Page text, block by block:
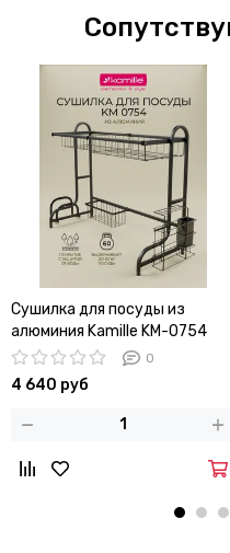
Сушилка для посуды из
алюминия Kamille KM-0754
установка над мойкой
0
4 640 руб